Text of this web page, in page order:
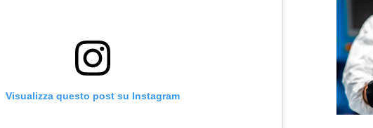
Visualizza questo post su Instagram